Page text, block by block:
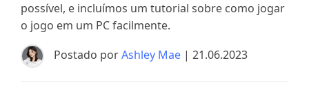
possível, e incluímos um tutorial sobre como jogar
o jogo em um PC facilmente.
Postado porAshley Mae | 21.06.2023